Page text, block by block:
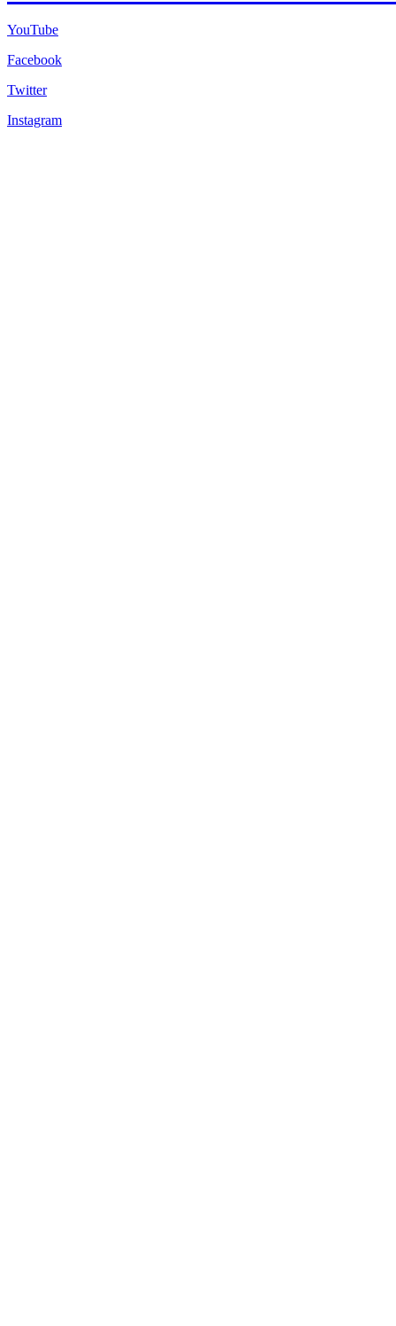
YouTube
Facebook
Twitter
Instagram